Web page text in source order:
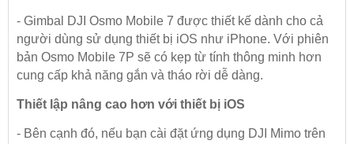
- Gimbal DJI Osmo Mobile 7 được thiết kế dành cho cả
người dùng sử dụng thiết bị iOS như iPhone. Với phiên
bản Osmo Mobile 7P sẽ có kẹp từ tính thông minh hơn
cung cấp khả năng gắn và tháo rời dễ dàng.
Thiết lập nâng cao hơn với thiết bị iOS
- Bên cạnh đó, nếu bạn cài đặt ứng dụng DJI Mimo trên